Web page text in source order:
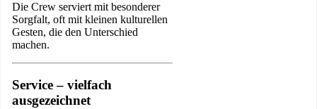
Die Crew serviert mit besonderer
Sorgfalt, oft mit kleinen kulturellen
Gesten, die den Unterschied
machen.
Service – vielfach
ausgezeichnet